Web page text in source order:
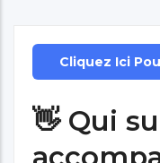
Cliquez Ici
👋 Qui